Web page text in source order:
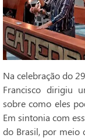
Na celebração do
Francisco dirigiu
sobre como eles
Em sintonia com
do Brasil, por meio